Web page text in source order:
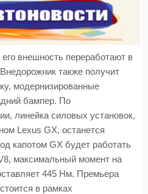
его внешность переработают в
также получит
модернизированные
бампер. По
линейка силовых установок,
Lexus GX, останется
капотом GX будет работать
максимальный момент на
445 Нм. Премьера
в рамках